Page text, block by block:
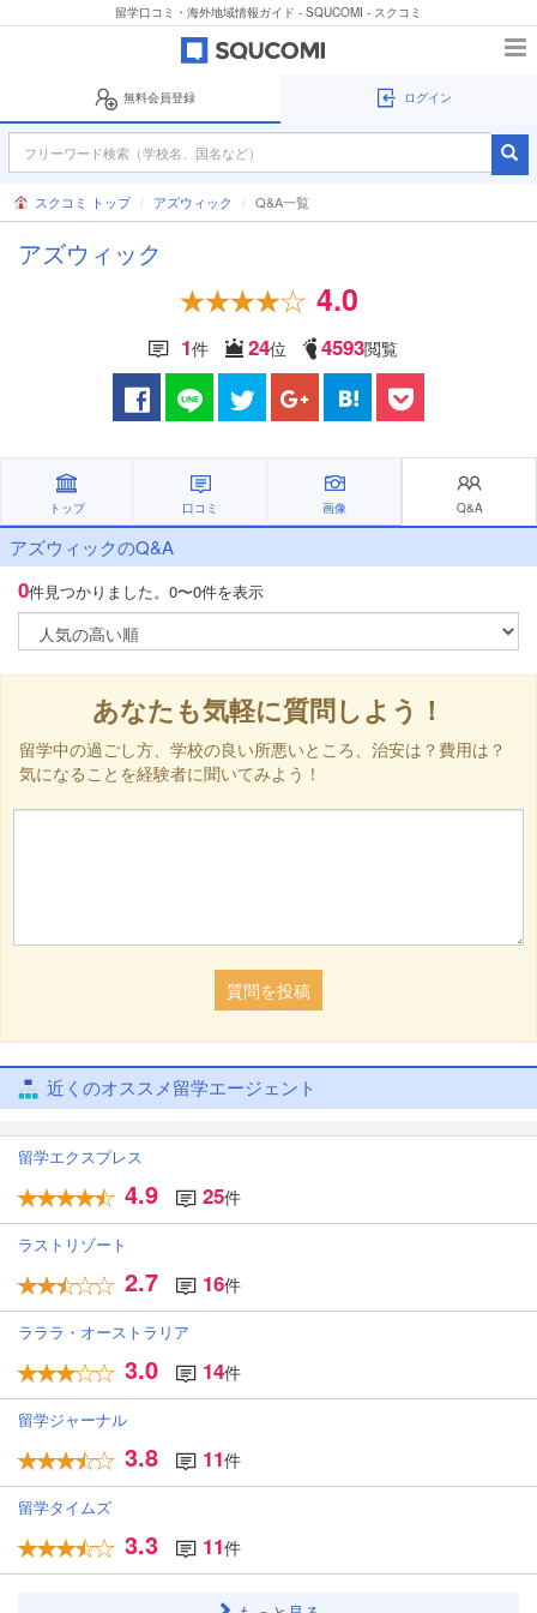
留学口コミ・海外地域情報ガイド - SQUCOMI - スクコミ
無料会員登録 ログイン
スクコミ トップ アズウィック Q&A一覧
アズウィック
4.0
1件 24位 4593閲覧
トップ 口コミ 画像 Q&A
アズウィックのQ&A
0件見つかりました。 0〜0件を表示
あなたも気軽に質問しよう！
留学中の過ごし方、学校の良い所悪いところ、治安は？費用は？
気になることを経験者に聞いてみよう！
質問を投稿
近くのオススメ留学エージェント
留学エクスプレス
4.9 25件
ラストリゾート
2.7 16件
ラララ・オーストラリア
3.0 14件
留学ジャーナル
3.8 11件
留学タイムズ
3.3 11件